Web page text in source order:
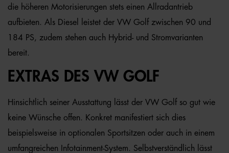
die höheren Motorisierungen stets einen Allradantrieb
aufbieten. Als Diesel leistet der VW Golf zwischen 90 und
184 PS, zudem stehen auch Hybrid- und Stromvarianten
bereit.
EXTRAS DES VW GOLF
Hinsichtlich seiner Ausstattung lässt der VW Golf so gut wie
keine Wünsche offen. Konkret manifestiert sich dies
beispielsweise in optionalen Sportsitzen oder auch in einem
umfangreichen Infotainment-System. Selbstverständlich lässt